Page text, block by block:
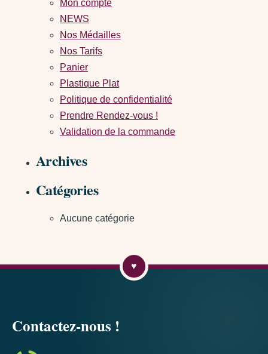
Mon compte
NEWS
Nos Médailles
Nos Tarifs
Panier
Plastique Plat
Politique de confidentialité
Prendre Rendez-vous !
Validation de la commande
Archives
Catégories
Aucune catégorie
Contactez-nous !